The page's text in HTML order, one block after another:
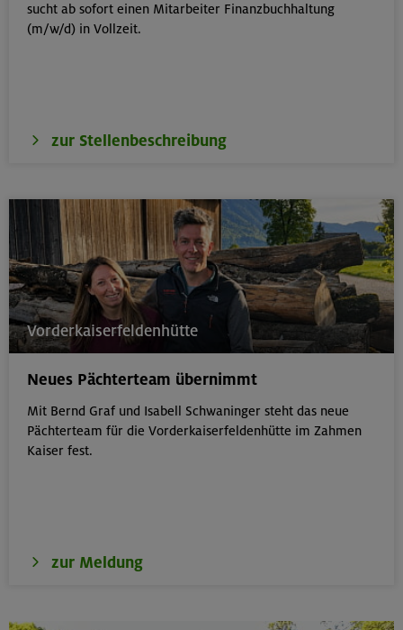
sucht ab sofort einen Mitarbeiter Finanzbuchhaltung
(m/w/d) in Vollzeit.
zur Stellenbeschreibung
Vorderkaiserfeldenhütte
Neues Pächterteam übernimmt
Mit Bernd Graf und Isabell Schwaninger steht das neue
Pächterteam für die Vorderkaiserfeldenhütte im Zahmen
Kaiser fest.
zur Meldung